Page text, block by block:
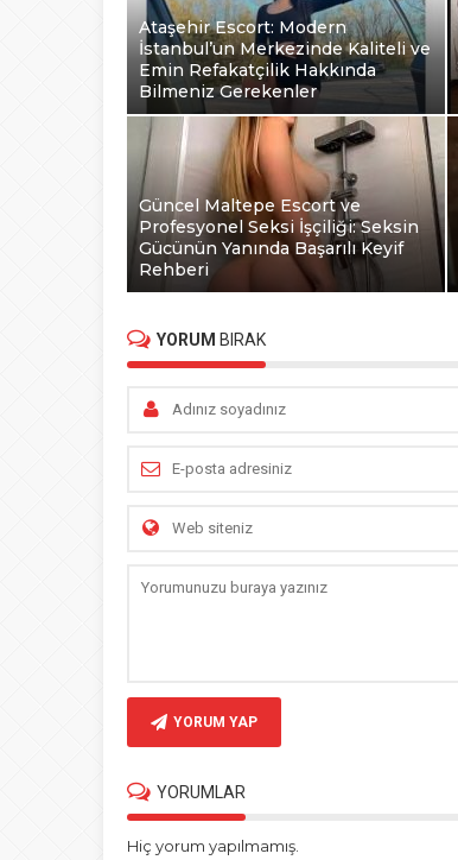
Ataşehir Escort: Modern
İstanbul’un Merkezinde Kaliteli ve
Emin Refakatçilik Hakkında
Bilmeniz Gerekenler
Güncel Maltepe Escort ve
Profesyonel Seksi İşçiliği: Seksin
Gücünün Yanında Başarılı Keyif
Rehberi
YORUM BIRAK
YORUM YAP
YORUMLAR
Hiç yorum yapılmamış.